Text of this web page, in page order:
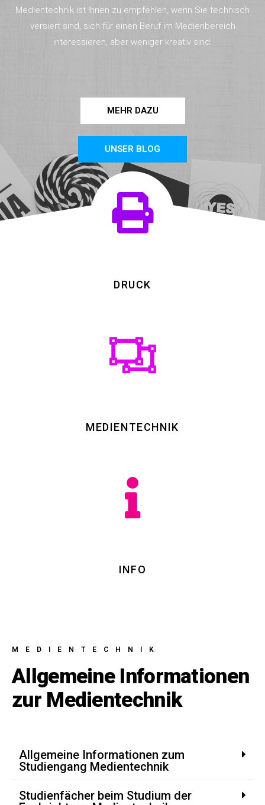
Medientechnik ist Ihnen zu empfehlen, wenn Sie technisch
versiert sind, sich für einen Beruf im Medienbereich
interessieren, aber weniger kreativ sind.
MEHR DAZU
UNSER BLOG
DRUCK
MEDIENTECHNIK
INFO
MEDIENTECHNIK
Allgemeine Informationen
zur Medientechnik
Allgemeine Informationen zum
Studiengang Medientechnik
Studienfächer beim Studium der